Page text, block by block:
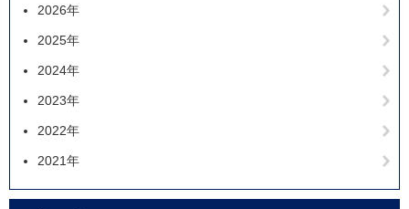
2026年
2025年
2024年
2023年
2022年
2021年